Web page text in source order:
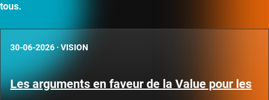
tous.
30-06-2026 · VISION
Les arguments en faveur de la Value pour les